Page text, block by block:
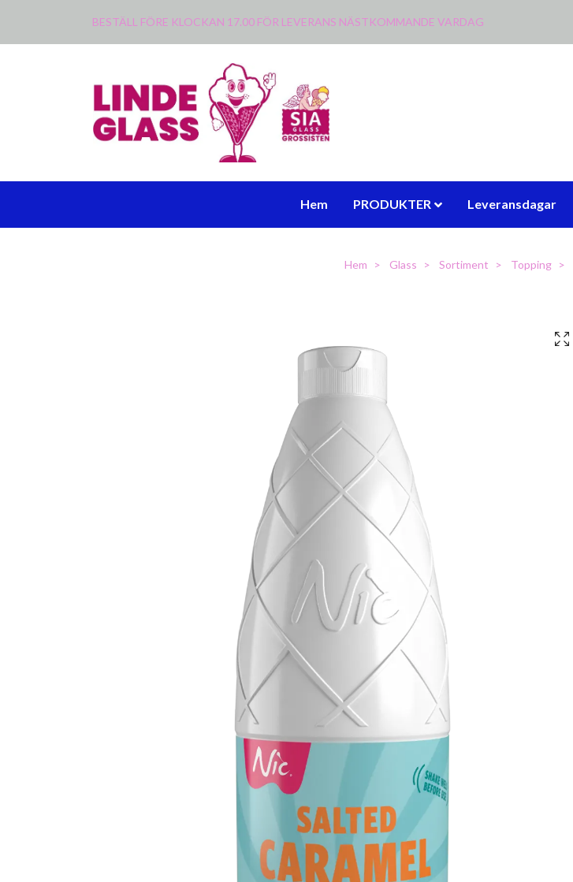
BESTÄLL FÖRE KLOCKAN 17.00 FÖR LEVERANS NÄSTKOMMANDE VARDAG
Hem PRODUKTER Leveransdagar
Hem Glass Sortiment Topping